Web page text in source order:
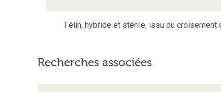
Félin, hybride et stérile, issu du croisement
Recherches associées